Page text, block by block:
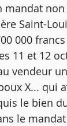
mandat
Saint-
000
11 et 12
vendeur
X... qui
le bien
le